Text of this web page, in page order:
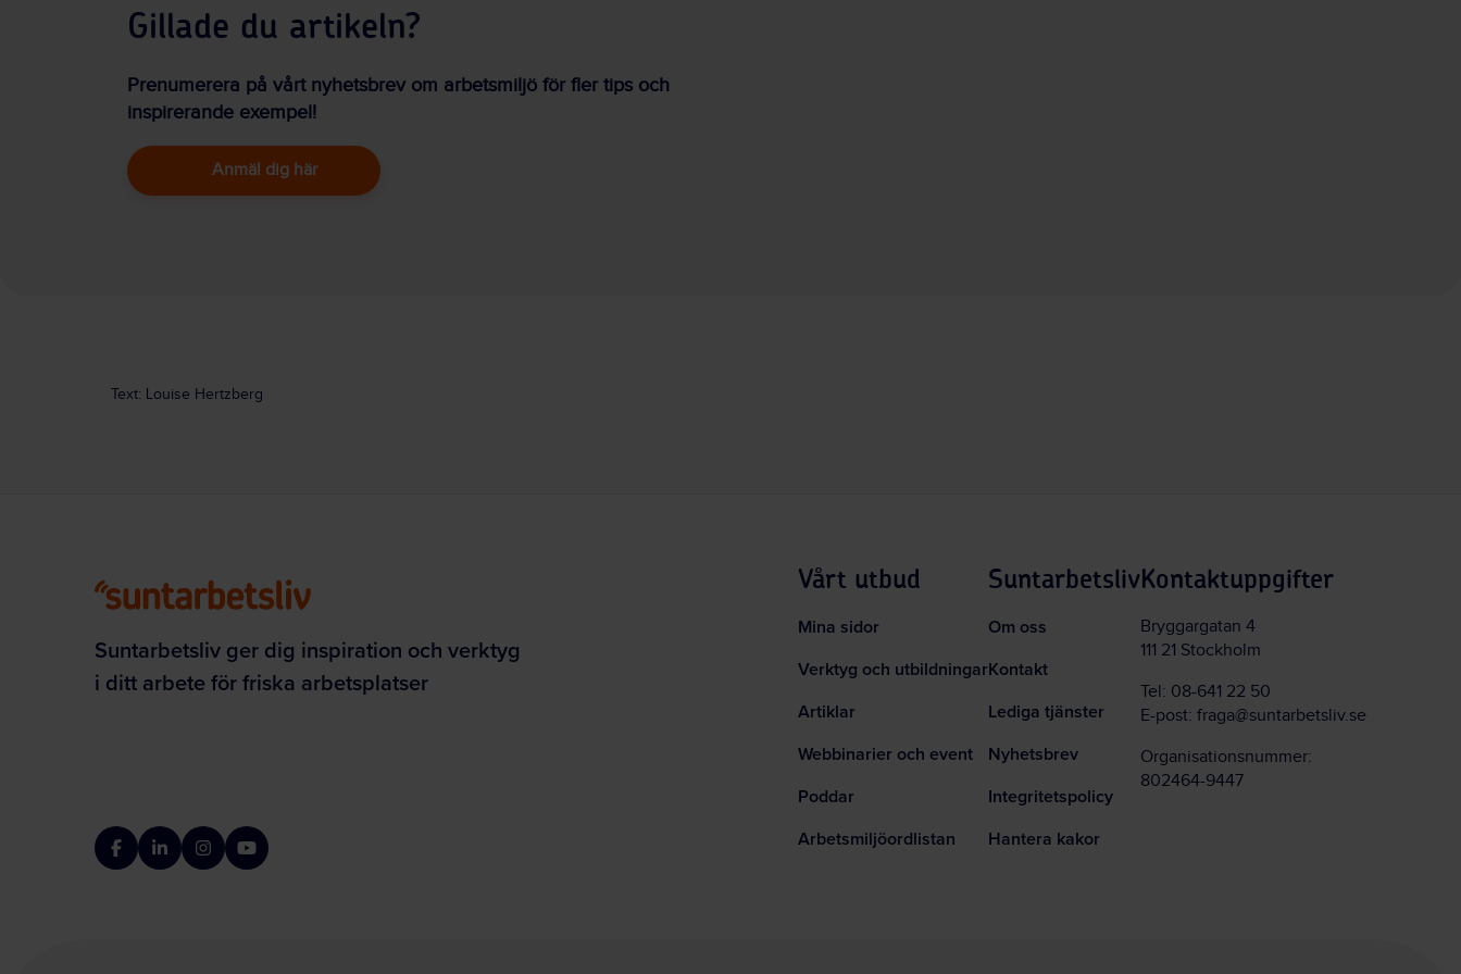
Gillade du artikeln?
Prenumerera på vårt nyhetsbrev om arbetsmiljö för fler tips och
inspirerande exempel!
Anmäl dig här
Text: Louise Hertzberg
Suntarbetsliv ger dig inspiration och verktyg
i ditt arbete för friska arbetsplatser
FacebookLinkedInInstagramYouTube
Vårt utbud
Mina sidor
Verktyg och utbildningar
Artiklar
Webbinarier och event
Poddar
Arbetsmiljöordlistan
Suntarbetsliv
Om oss
Kontakt
Lediga tjänster
Nyhetsbrev
Integritetspolicy
Hantera kakor
Kontaktuppgifter
Bryggargatan 4
111 21 Stockholm
Tel: 08-641 22 50
E-post: fraga@suntarbetsliv.se
Organisationsnummer:
802464-9447